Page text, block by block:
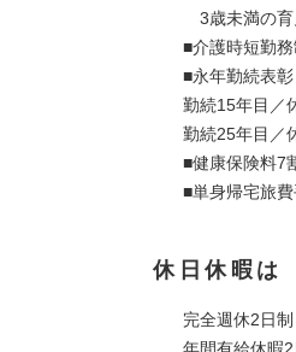
3歳未満の育
■介護時短勤
■永年勤続表彰
勤続15年目／
勤続25年目／
■健康保険料7
■単身帰宅旅費
休日休暇は
完全週休2日制
年間有給休暇